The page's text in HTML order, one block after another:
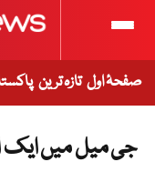
صفحۂ اول تازہ ترین
جی میل میں ایک